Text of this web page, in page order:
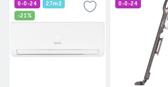
0-0-24
27m2
-21%
0-0-24